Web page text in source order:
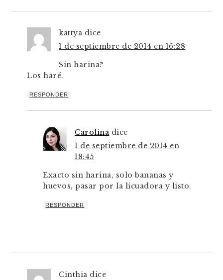
kattya dice
1 de septiembre de 2014 en 16:28
Sin harina?
Los haré.
RESPONDER
Carolina dice
1 de septiembre de 2014 en
18:45
Exacto sin harina, solo bananas y
huevos, pasar por la licuadora y listo.
RESPONDER
Cinthia dice